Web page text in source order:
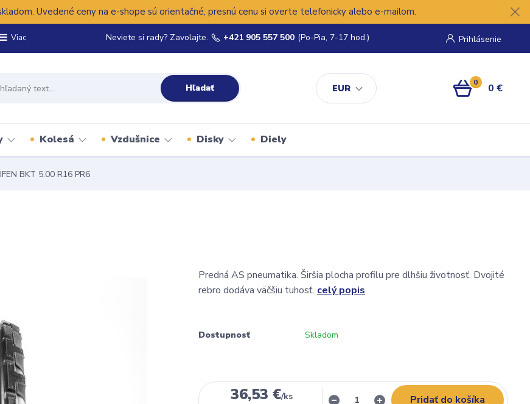
Uvedené ceny na e-shope sú orientačné, presnú cenu si overte telefonicky alebo e-mailom.
Viac
EUR
Prihlásenie
Hľadať
Neviete si rady? Zavolajte. +421 905 557 500 (Po-Pia, 7-17 hod.)
0 0 €
Kolesá Vzdušnice Disky Diely
BKT 5.00 R16 PR6
Predná AS pneumatika. Širšia plocha profilu pre dlhšiu životnosť. Dvojité
rebro dodáva väčšiu tuhosť. celý popis
Dostupnosť Skladom
36,53 €/ks
Pridať do košíka